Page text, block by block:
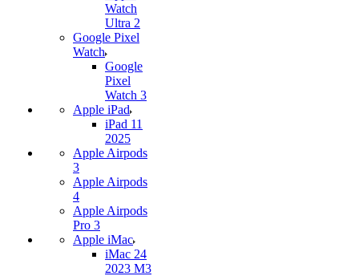
Watch
Ultra 2
Google Pixel
Watch
Google
Pixel
Watch 3
Apple iPad
iPad 11
2025
Apple Airpods
3
Apple Airpods
4
Apple Airpods
Pro 3
Apple iMac
iMac 24
2023 M3